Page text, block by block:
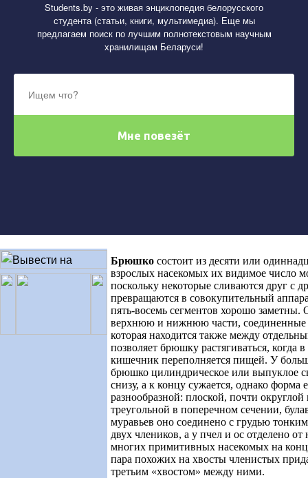
Students.by - это живая энциклопедия белорусского
студента (статьи, книги, мультимедиа). Еще мы
предлагаем поиск по лучшим полнотекстовым научным
хранилищам Беларуси!
Брюшко состоит из десяти или
взрослых насекомых их видимое число
поскольку некоторые сливаются друг с
превращаются в совокупительный
пять-восемь сегментов хорошо заметны.
верхнюю и нижнюю части, соединенные
которая находится также между
позволяет брюшку растягиваться, когда
кишечник переполняется пищей. У
брюшко цилиндрическое или выпуклое
снизу, а к концу сужается, однако форма
разнообразной: плоской, почти округлой
треугольной в поперечном сечении,
муравьев оно соединено с грудью
двух члеников, а у пчел и ос отделено
многих примитивных насекомых на
пара похожих на хвосты членистых
третьим «хвостом» между ними.